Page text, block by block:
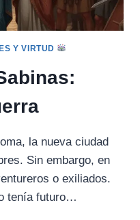
Y VIRTUD
la nueva ciudad
Sin embargo, en
o exiliados.
tenía futuro…